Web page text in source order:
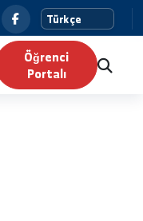
Yapay Zeka